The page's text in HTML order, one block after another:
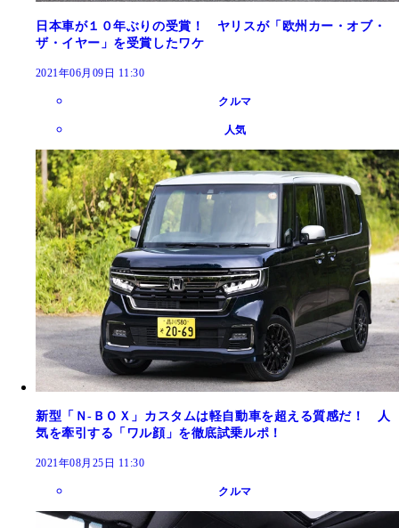
日本車が１０年ぶりの受賞！ ヤリスが「欧州カー・オブ・
ザ・イヤー」を受賞したワケ
2021年06月09日 11:30
クルマ
人気
新型「Ｎ‐ＢＯＸ」カスタムは軽自動車を超える質感だ！ 人
気を牽引する「ワル顔」を徹底試乗ルポ！
2021年08月25日 11:30
クルマ